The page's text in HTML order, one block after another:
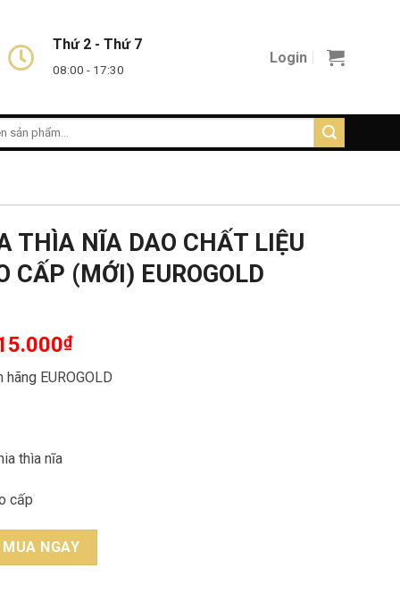
Thứ 2 - Thứ 7
08:00 - 17:30
Login
THÌA NĨA DAO CHẤT LIỆU
CẤP (MỚI) EUROGOLD
₫
EUROGOLD
thìa nĩa
cấp
DAO CHẤT LIỆU NHỰA CAO CẤP (MỚI) EUROGOLD ETW700
MUA NGAY